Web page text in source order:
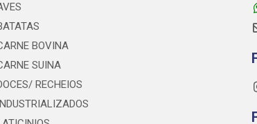
BOVINA
SUINA
RECHEIOS